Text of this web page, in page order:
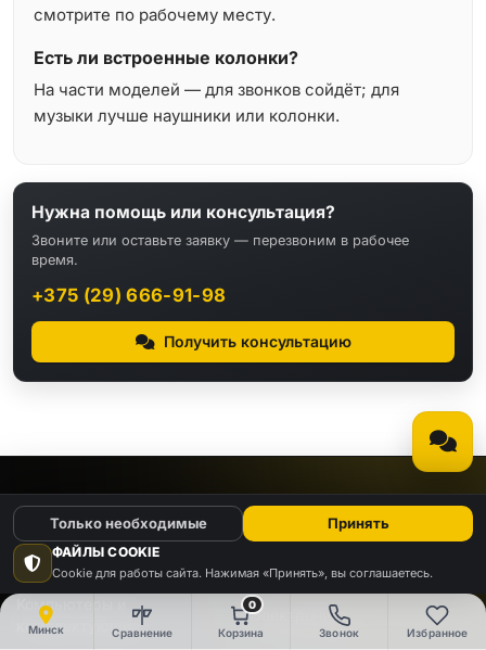
Минск Сравнение
0
Корзина Звонок Избранное
смотрите по рабочему месту.
Есть ли встроенные колонки?
На части моделей — для звонков сойдёт; для
музыки лучше наушники или колонки.
Нужна помощь или консультация?
Звоните или оставьте заявку — перезвоним в рабочее
время.
+375 (29) 666-91-98
Получить консультацию
КАТАЛОГ
Видео Аудио
Компьютеры и
комплектующие
Электроника
ФАЙЛЫ COOKIE
Cookie для работы сайта. Нажимая «Принять», вы соглашаетесь.
Только необходимые Принять